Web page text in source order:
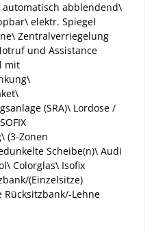
automatisch abblendend\
elektr. Spiegel
Zentralverriegelung
und Assistance
mit
(SRA)\ Lordose /
(3-Zonen
Scheibe(n)\ Audi
Colorglas\ Isofix
(Einzelsitze)
Lehne